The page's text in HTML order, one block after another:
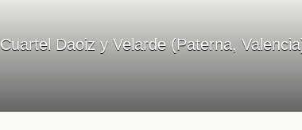
Cuartel Daoiz y Velarde (Paterna,